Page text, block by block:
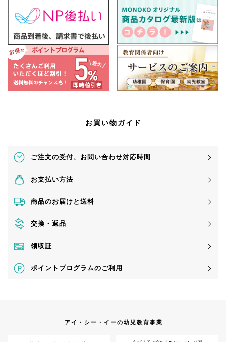
お買い物ガイド
ご注文の受付、 お問い合わせ対応時間
お支払い方法
商品のお届けと送料
交換・返品
領収証
ポイントプログラムのご利用
アイ・シー・イーの幼児教育事業